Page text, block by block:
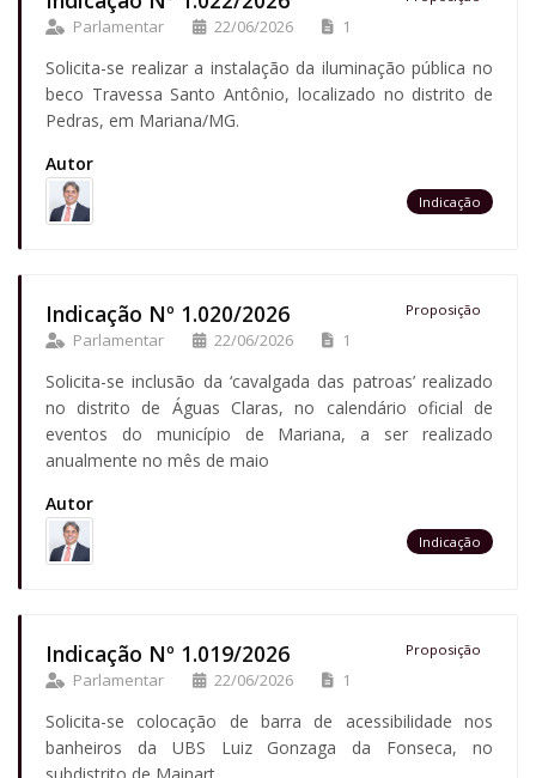
Parlamentar 22/06/2026 1
Solicita-se realizar a instalação da iluminação pública no
beco Travessa Santo Antônio, localizado no distrito de
Pedras, em Mariana/MG.
Autor
Indicação
Indicação Nº 1.020/2026 Proposição
Parlamentar 22/06/2026 1
Solicita-se inclusão da ‘cavalgada das patroas’ realizado
no distrito de Águas Claras, no calendário oficial de
eventos do município de Mariana, a ser realizado
anualmente no mês de maio
Autor
Indicação
Indicação Nº 1.019/2026 Proposição
Parlamentar 22/06/2026 1
Solicita-se colocação de barra de acessibilidade nos
banheiros da UBS Luiz Gonzaga da Fonseca, no